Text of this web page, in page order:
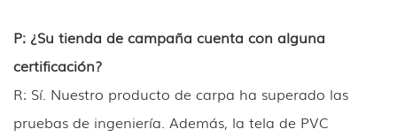
P: ¿Su tienda de campaña cuenta con alguna
certificación?
R: Sí. Nuestro producto de carpa ha superado las
pruebas de ingeniería. Además, la tela de PVC